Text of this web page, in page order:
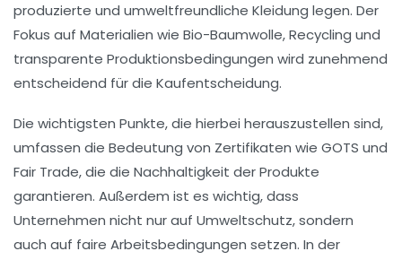
produzierte und umweltfreundliche Kleidung legen. Der
Fokus auf Materialien wie Bio-Baumwolle,Recycling und
transparente Produktionsbedingungen wird zunehmend
entscheidend für die Kaufentscheidung.
Die wichtigsten Punkte, die hierbei herauszustellen sind,
umfassen die Bedeutung von Zertifikaten wie GOTS und
Fair Trade, die die Nachhaltigkeit der Produkte
garantieren. Außerdem ist es wichtig, dass
Unternehmen nicht nur auf Umweltschutz, sondern
auch auf faire Arbeitsbedingungen setzen. In der